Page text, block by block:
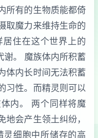
所有的生物质能都倚
取魔力来维持生命的
居住在这个世界上的
谢。 魔族体内所积蓄
体内长时间无法积蓄
习性。而精灵则可以
内。 两个同样将魔
地会产生领土纠纷，
灵细胞中所储存的高